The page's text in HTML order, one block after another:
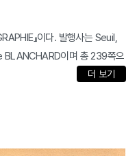
』이다. 발행사는 Seuil,
이며 총 239쪽으
더 보기